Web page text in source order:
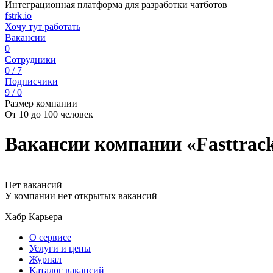
Интеграционная платформа для разработки чатботов
fstrk.io
Хочу тут работать
Вакансии
0
Сотрудники
0 / 7
Подписчики
9 / 0
Размер компании
От 10 до 100 человек
Вакансии компании
Нет вакансий
У компании нет открытых вакансий
Хабр Карьера
О сервисе
Услуги и цены
Журнал
Каталог вакансий